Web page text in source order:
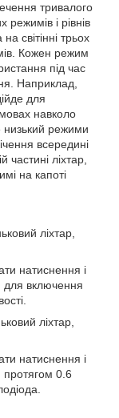
тривалого
режимів і рівнів
світінні трьох
Кожен режим
під час
Наприклад,
для
навколо
низький режими
всередині
частині ліхтар,
на капоті
ліхтар,
натиснення і
для включення
ліхтар,
натиснення і
протягом 0.6